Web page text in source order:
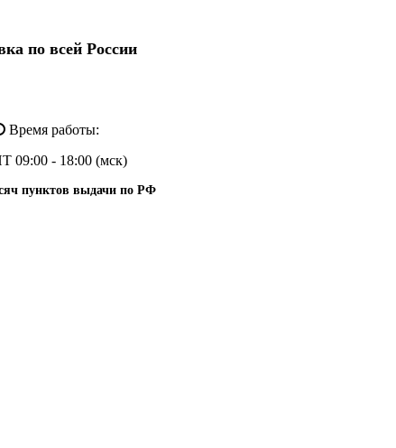
по всей России
Время работы:
09:00 - 18:00 (мск)
пунктов выдачи по РФ